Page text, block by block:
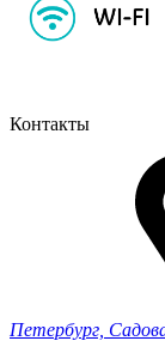
Контакты
Петербург,